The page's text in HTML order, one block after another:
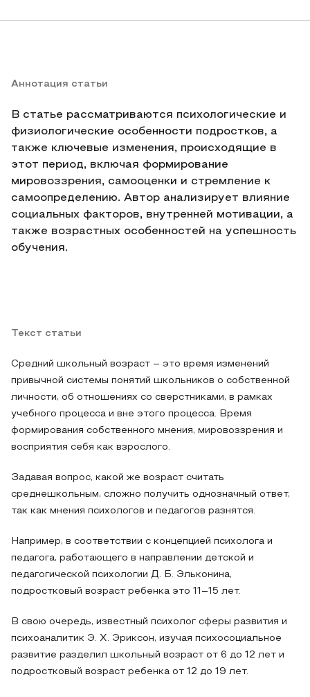
Аннотация статьи
В статье рассматриваются психологические и
физиологические особенности подростков, а
также ключевые изменения, происходящие в
этот период, включая формирование
мировоззрения, самооценки и стремление к
самоопределению. Автор анализирует влияние
социальных факторов, внутренней мотивации, а
также возрастных особенностей на успешность
обучения.
Текст статьи
Средний школьный возраст – это время изменений
привычной системы понятий школьников о собственной
личности, об отношениях со сверстниками, в рамках
учебного процесса и вне этого процесса. Время
формирования собственного мнения, мировоззрения и
восприятия себя как взрослого.
Задавая вопрос, какой же возраст считать
среднешкольным, сложно получить однозначный ответ,
так как мнения психологов и педагогов разнятся.
Например, в соответствии с концепцией психолога и
педагога, работающего в направлении детской и
педагогической психологии Д. Б. Эльконина,
подростковый возраст ребенка это 11–15 лет.
В свою очередь, известный психолог сферы развития и
психоаналитик Э. Х. Эриксон, изучая психосоциальное
развитие разделил школьный возраст от 6 до 12 лет и
подростковый возраст ребенка от 12 до 19 лет.